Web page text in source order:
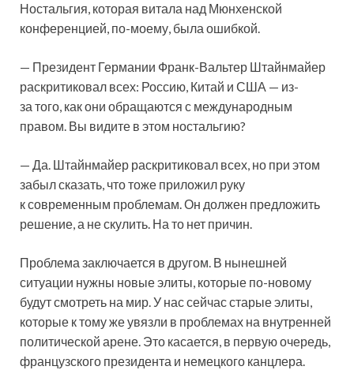
Ностальгия, которая витала над Мюнхенской
конференцией, по-моему, была ошибкой.
— Президент Германии Франк-Вальтер Штайнмайер
раскритиковал всех: Россию, Китай и США — из-
за того, как они обращаются с международным
правом. Вы видите в этом ностальгию?
— Да. Штайнмайер раскритиковал всех, но при этом
забыл сказать, что тоже приложил руку
к современным проблемам. Он должен предложить
решение, а не скулить. На то нет причин.
Проблема заключается в другом. В нынешней
ситуации нужны новые элиты, которые по-новому
будут смотреть на мир. У нас сейчас старые элиты,
которые к тому же увязли в проблемах на внутренней
политической арене. Это касается, в первую очередь,
французского президента и немецкого канцлера.